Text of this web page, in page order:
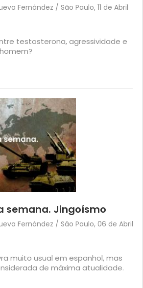
Fernández / São Paulo, 11 de Abril
testosterona, agressividade e
semana. Jingoísmo
Fernández / São Paulo, 06 de Abril
muito usual em espanhol, mas
de máxima atualidade.